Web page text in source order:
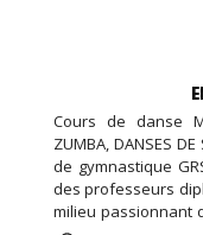
Cours de danse
ZUMBA, DANSES
de gymnastique
des professeurs
milieu passionnant